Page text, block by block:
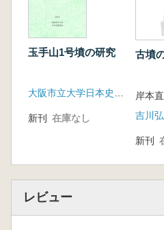
開発を主導し古墳を築
いて探ります。
玉手山1号墳の研究
大阪市立大学日本史研究室
新刊 在庫なし
古墳
岸本
吉川
新刊
レビュー